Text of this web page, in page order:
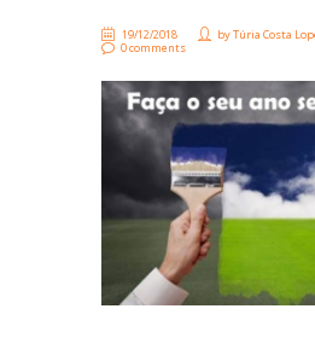
19/12/2018 byTúria Costa
0 comments